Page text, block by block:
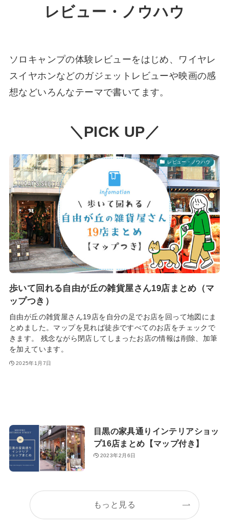
レビュー・ノウハウ
ソロキャンプの体験レビューをはじめ、ワイヤレ
スイヤホンなどのガジェットレビューや映画の感
想などいろんなテーマで書いてます。
＼PICK UP／
レビュー・ノウハウ
歩いて回れる自由が丘の雑貨屋さん19店まとめ（マ
ップつき）
自由が丘の雑貨屋さん19店を自分の足でお店を回って地図にま
とめました。マップを見れば徒歩ですべてのお店をチェックで
きます。 残念ながら閉店してしまったお店の情報は削除、加筆
を加えています。
2025年1月7日
目黒の家具通りインテリアショッ
プ16店まとめ【マップ付き】
2023年2月6日
もっと見る